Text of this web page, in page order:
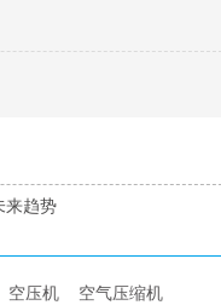
来趋势
空压机 空气压缩机